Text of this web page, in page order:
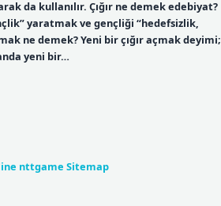
da kullanılır. Çığır ne demek edebiyat?
yaratmak ve gençliği “hedefsizlik,
ne demek? Yeni bir çığır açmak deyimi;
yeni bir…
nttgame Sitemap